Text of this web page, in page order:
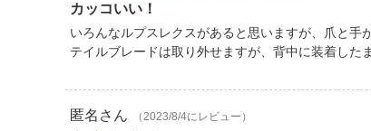
カッコいい！
いろんなルプスレクスがあると思いますが、爪と手
テイルブレードは取り外せますが、背中に装着した
匿名 さん
（2023/8/4にレビュー）